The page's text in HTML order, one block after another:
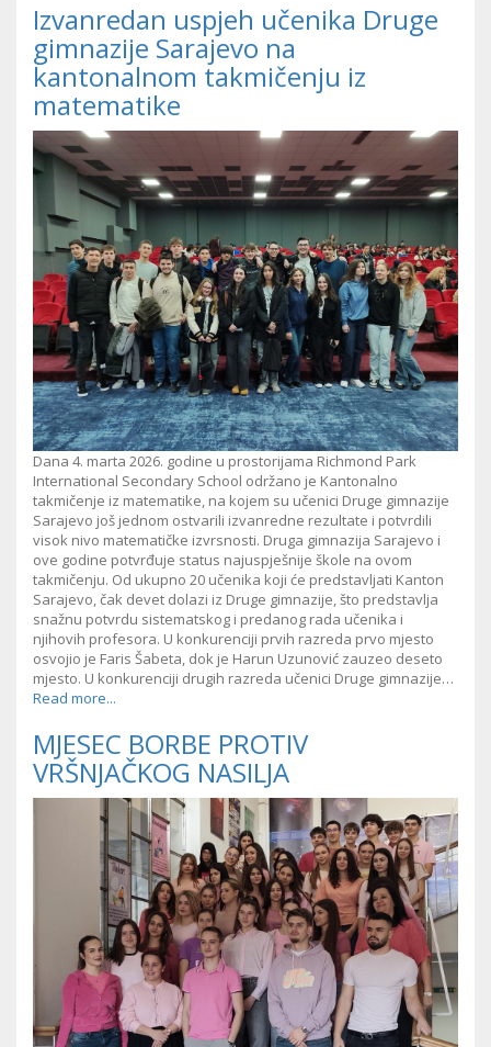
Izvanredan uspjeh učenika Druge
gimnazije Sarajevo na
kantonalnom takmičenju iz
matematike
Dana 4. marta 2026. godine u prostorijama Richmond Park
International Secondary School održano je Kantonalno
takmičenje iz matematike, na kojem su učenici Druge gimnazije
Sarajevo još jednom ostvarili izvanredne rezultate i potvrdili
visok nivo matematičke izvrsnosti. Druga gimnazija Sarajevo i
ove godine potvrđuje status najuspješnije škole na ovom
takmičenju. Od ukupno 20 učenika koji će predstavljati Kanton
Sarajevo, čak devet dolazi iz Druge gimnazije, što predstavlja
snažnu potvrdu sistematskog i predanog rada učenika i
njihovih profesora. U konkurenciji prvih razreda prvo mjesto
osvojio je Faris Šabeta, dok je Harun Uzunović zauzeo deseto
mjesto. U konkurenciji drugih razreda učenici Druge gimnazije…
Read more...
MJESEC BORBE PROTIV
VRŠNJAČKOG NASILJA